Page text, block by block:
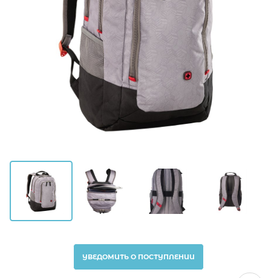
УВЕДОМИТЬ О ПОСТУПЛЕНИИ